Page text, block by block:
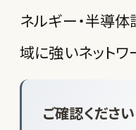
ネルギー・半導
域に強いネットワ
ご確認ください